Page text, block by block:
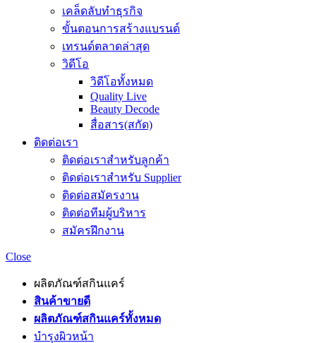
เคล็ดลับทำธุรกิจ
ขั้นตอนการสร้างแบรนด์
เทรนด์ตลาดล่าสุด
วิดีโอ
วิดีโอทั้งหมด
Quality Live
Beauty Decode
สื่อสาร(สกัด)
ติดต่อเรา
ติดต่อเราสำหรับลูกค้า
ติดต่อเราสำหรับ Supplier
ติดต่อสมัครงาน
ติดต่อทีมผู้บริหาร
สมัครฝึกงาน
Close
ผลิตภัณฑ์สกินแคร์
สินค้าขายดี
ผลิตภัณฑ์สกินแคร์ทั้งหมด
บำรุงผิวหน้า